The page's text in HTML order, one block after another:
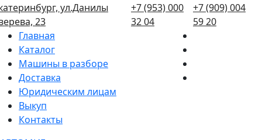
ул.Данилы
23
+7 (953) 000
32 04
+7 (909) 004
59 20
Главная
Каталог
Машины в разборе
Доставка
Юридическим лицам
Выкуп
Контакты